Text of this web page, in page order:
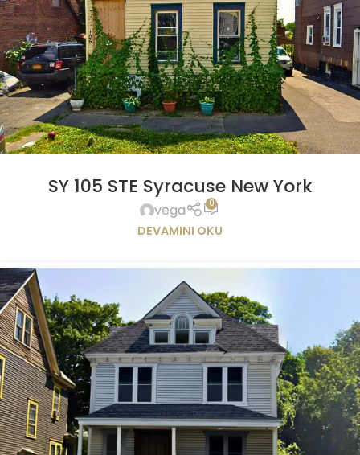
SY 105 STE Syracuse New York
vega 0
DEVAMINI OKU